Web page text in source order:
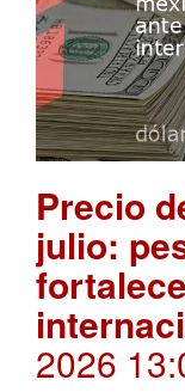
Precio
julio:
2026